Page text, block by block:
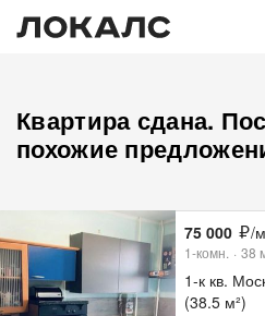
Квартира сдана.
похожие
75 000 /
1-комн. 38
1-к кв.
(38.5 м²)